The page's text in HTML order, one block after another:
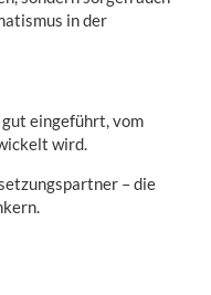
in der
eingeführt, vom
wird.
– die